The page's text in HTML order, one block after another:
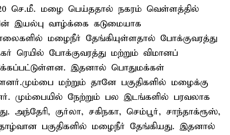
செ.மீ. மழை பெய்ததால் நகரம் வெள்ளத்தில்
இயல்பு வாழ்க்கை கடுமையாக
மழைநீர் தேங்கியுள்ளதால் போக்குவரத்து
ரெயில் போக்குவரத்து மற்றும் விமானப்
இதனால் பொதுமக்கள்
மற்றும் தானே பகுதிகளில் மழைக்கு
மும்பையில் நேற்றும் பல இடங்களில் பரவலாக
குர்லா, சகிநகா, செம்பூர், சாந்தாக்ரூஸ்,
பகுதிகளில் மழைநீர் தேங்கியது. இதனால்